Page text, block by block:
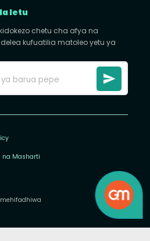
letu
chetu cha afya na
kufuatilia matoleo yetu ya
na Masharti